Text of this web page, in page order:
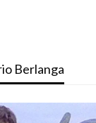
Berlanga